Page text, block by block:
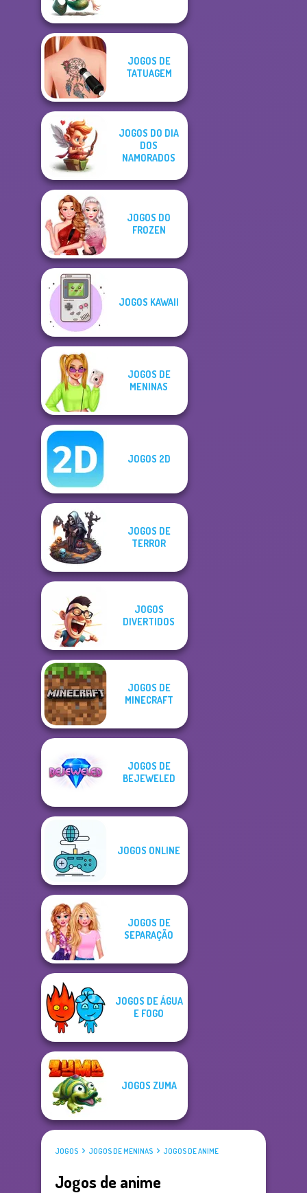
JOGOS DE
TATUAGEM
JOGOS DO DIA
DOS
NAMORADOS
JOGOS DO
FROZEN
JOGOS KAWAII
JOGOS DE
MENINAS
JOGOS 2D
JOGOS DE
TERROR
JOGOS
DIVERTIDOS
JOGOS DE
MINECRAFT
JOGOS DE
BEJEWELED
JOGOS ONLINE
JOGOS DE
SEPARAÇÃO
JOGOS DE ÁGUA
E FOGO
JOGOS ZUMA
JOGOS JOGOS DE MENINAS JOGOS DE ANIME
Jogos de anime